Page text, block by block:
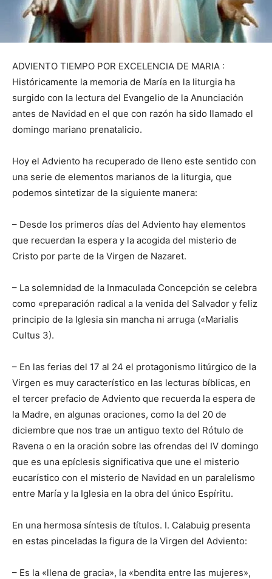
ADVIENTO TIEMPO POR EXCELENCIA DE MARIA :
Históricamente la memoria de María en la liturgia ha
surgido con la lectura del Evangelio de la Anunciación
antes de Navidad en el que con razón ha sido llamado el
domingo mariano prenatalicio.
Hoy el Adviento ha recuperado de lleno este sentido con
una serie de elementos marianos de la liturgia, que
podemos sintetizar de la siguiente manera:
– Desde los primeros días del Adviento hay elementos
que recuerdan la espera y la acogida del misterio de
Cristo por parte de la Virgen de Nazaret.
– La solemnidad de la Inmaculada Concepción se celebra
como «preparación radical a la venida del Salvador y feliz
principio de la Iglesia sin mancha ni arruga («Marialis
Cultus 3).
– En las ferias del 17 al 24 el protagonismo litúrgico de la
Virgen es muy característico en las lecturas bíblicas, en
el tercer prefacio de Adviento que recuerda la espera de
la Madre, en algunas oraciones, como la del 20 de
diciembre que nos trae un antiguo texto del Rótulo de
Ravena o en la oración sobre las ofrendas del IV domingo
que es una epíclesis significativa que une el misterio
eucarístico con el misterio de Navidad en un paralelismo
entre María y la Iglesia en la obra del único Espíritu.
En una hermosa síntesis de títulos. I. Calabuig presenta
en estas pinceladas la figura de la Virgen del Adviento:
– Es la «llena de gracia», la «bendita entre las mujeres»,